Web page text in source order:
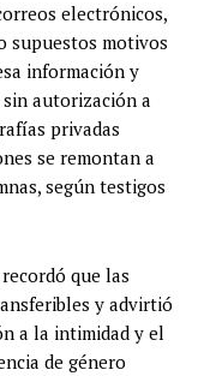
electrónicos,
supuestos motivos
información y
sin autorización a
privadas
se remontan a
según testigos
que las
y advirtió
a la intimidad y el
de género